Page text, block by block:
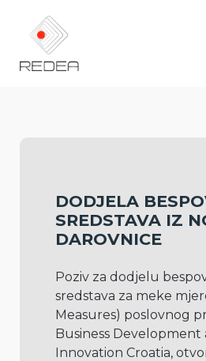
DODJELA
SREDSTAVA IZ
DAROVNICE
Poziv za dodjelu
sredstava za meke
Measures) poslovnog
Business Development
Innovation Croatia,